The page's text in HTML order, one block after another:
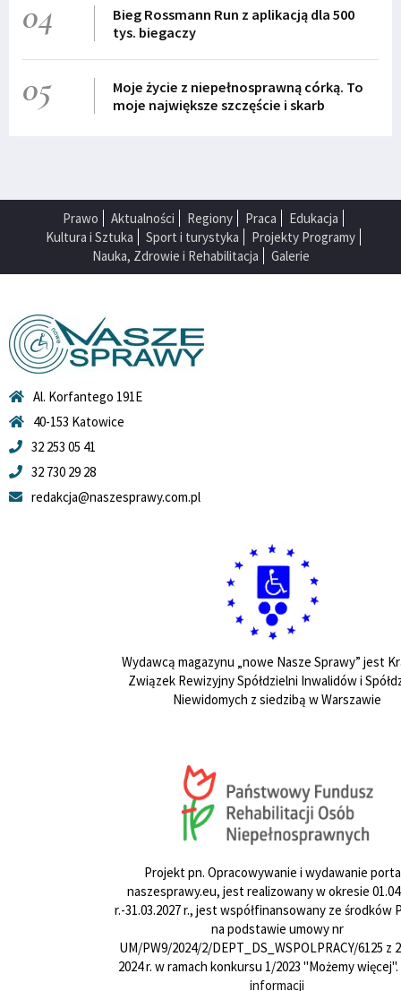
04
Bieg Rossmann Run z aplikacją dla 500
tys. biegaczy
05
Moje życie z niepełnosprawną córką. To
moje największe szczęście i skarb
Prawo Aktualności Regiony Praca
Edukacja
Kultura i Sztuka
Sport i turystyka
Projekty Programy
Nauka, Zdrowie i Rehabilitacja
Galerie
Al. Korfantego 191E
40-153 Katowice
32 253 05 41
32 730 29 28
redakcja@naszesprawy.com.pl
Wydawcą magazynu „nowe Nasze Sprawy” jest
Związek Rewizyjny Spółdzielni Inwalidów i
Niewidomych z siedzibą w Warszawie
Projekt pn. Opracowywanie i wydawanie
naszesprawy.eu, jest realizowany w okresie
r.-31.03.2027 r., jest współfinansowany ze środków
na podstawie umowy nr
UM/PW9/2024/2/DEPT_DS_WSPOLPRACY/6125 z
2024 r. w ramach konkursu 1/2023 "Możemy więcej".
informacji